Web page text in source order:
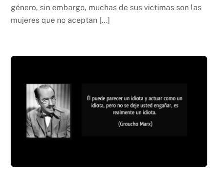
género, sin embargo, muchas de sus victimas son las
mujeres que no aceptan […]